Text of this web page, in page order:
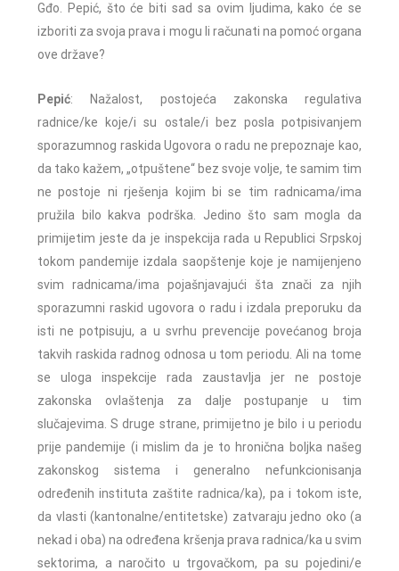
Gđo. Pepić, što će biti sad sa ovim ljudima, kako će se
izboriti za svoja prava i mogu li računati na pomoć organa
ove države?
Pepić: Nažalost, postojeća zakonska regulativa
radnice/ke koje/i su ostale/i bez posla potpisivanjem
sporazumnog raskida Ugovora o radu ne prepoznaje kao,
da tako kažem, „otpuštene“ bez svoje volje, te samim tim
ne postoje ni rješenja kojim bi se tim radnicama/ima
pružila bilo kakva podrška. Jedino što sam mogla da
primijetim jeste da je inspekcija rada u Republici Srpskoj
tokom pandemije izdala saopštenje koje je namijenjeno
svim radnicama/ima pojašnjavajući šta znači za njih
sporazumni raskid ugovora o radu i izdala preporuku da
isti ne potpisuju, a u svrhu prevencije povećanog broja
takvih raskida radnog odnosa u tom periodu. Ali na tome
se uloga inspekcije rada zaustavlja jer ne postoje
zakonska ovlaštenja za dalje postupanje u tim
slučajevima. S druge strane, primijetno je bilo i u periodu
prije pandemije (i mislim da je to hronična boljka našeg
zakonskog sistema i generalno nefunkcionisanja
određenih instituta zaštite radnica/ka), pa i tokom iste,
da vlasti (kantonalne/entitetske) zatvaraju jedno oko (a
nekad i oba) na određena kršenja prava radnica/ka u svim
sektorima, a naročito u trgovačkom, pa su pojedini/e